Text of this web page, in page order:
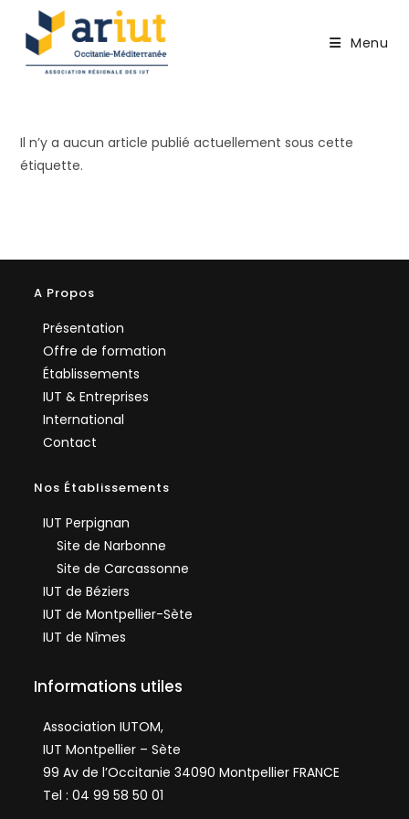
content
Menu
Il n’y a aucun article publié actuellement sous cette
étiquette.
A Propos
Présentation
Offre de formation
Établissements
IUT & Entreprises
International
Contact
Nos Établissements
IUT Perpignan
Site de Narbonne
Site de Carcassonne
IUT de Béziers
IUT de Montpellier-Sète
IUT de Nîmes
Informations utiles
Association IUTOM,
IUT Montpellier – Sète
99 Av de l’Occitanie 34090 Montpellier FRANCE
Tel : 04 99 58 50 01